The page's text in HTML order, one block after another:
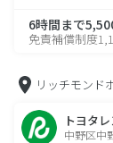
6時間まで
免責補償制度
リッチモンド
トヨタ
中野区中